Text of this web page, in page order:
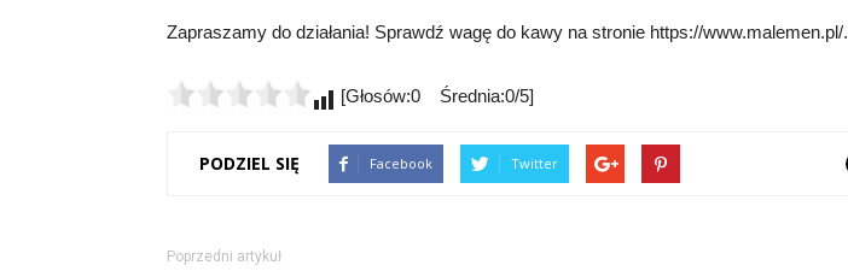
Zapraszamy do działania! Sprawdź wagę do kawy na stronie https://www.malemen.pl/.
[Głosów:0 Średnia:0/5]
PODZIEL SIĘ Facebook Twitter
Poprzedni artykuł